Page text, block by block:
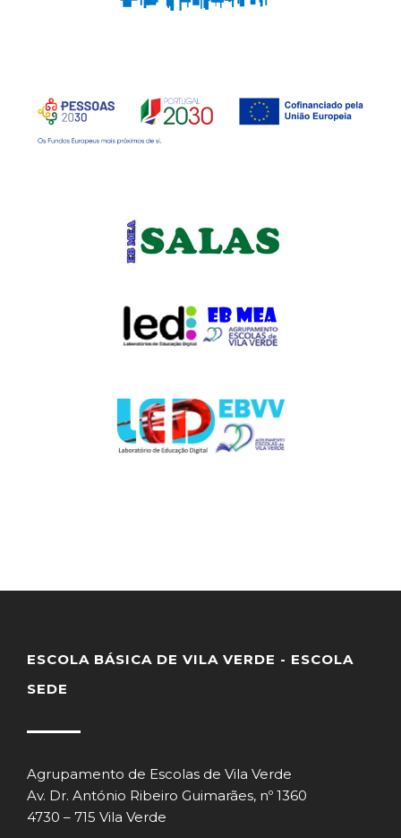
ESCOLA BÁSICA DE VILA VERDE - ESCOLA
SEDE
Agrupamento de Escolas de Vila Verde
Av. Dr. António Ribeiro Guimarães, nº 1360
4730 – 715 Vila Verde